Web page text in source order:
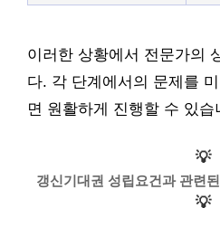
이러한 상황에서 전문가의
다. 각 단계에서의 문제를
면 원활하게 진행할 수 있습
💡
갱신기대권 성립요건과 관련
💡